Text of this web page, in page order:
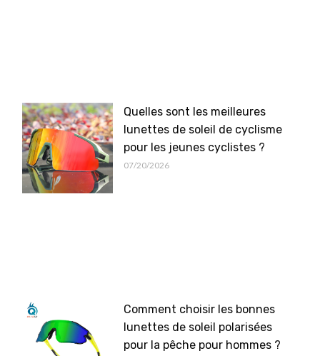
Quelles sont les meilleures
lunettes de soleil de cyclisme
pour les jeunes cyclistes ?
07/20/2026
Comment choisir les bonnes
lunettes de soleil polarisées
pour la pêche pour hommes ?